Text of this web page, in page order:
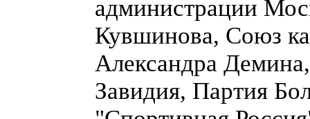
администрации
Кувшинова, Союз
Александра
Завидия, Партия